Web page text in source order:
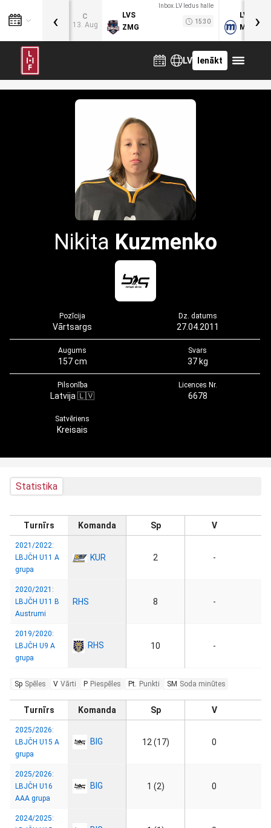
C
13. Aug
Inbox.LV ledus halle
LVS
ZMG
15:30
LVB
MOG
‹ ›
LV Ienākt
Nikita Kuzmenko
Pozīcija
Vārtsargs
Dz. datums
27.04.2011
Augums
157 cm
Svars
37 kg
Pilsonība
Latvija 🇱🇻
Licences Nr.
6678
Satvēriens
Kreisais
Statistika
Turnīrs Komanda Sp V
2021/2022:
LBJČH U11 A
grupa
KUR 2 -
2020/2021:
LBJČH U11 B
Austrumi
RHS 8 -
2019/2020:
LBJČH U9 A
grupa
RHS 10 -
Sp Spēles V Vārti P Piespēles Pt. Punkti SM Soda minūtes
Turnīrs Komanda Sp V
2025/2026:
LBJČH U15 A
grupa
BIG 12 (17) 0
2025/2026:
LBJČH U16
AAA grupa
BIG 1 (2) 0
2024/2025: